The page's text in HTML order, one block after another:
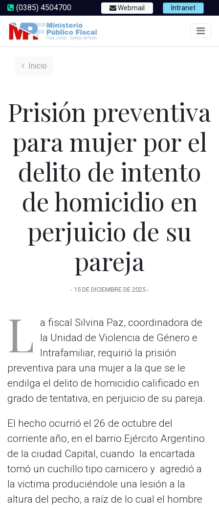
(0385) 4504700 Webmail Intranet
Inicio
Prisión preventiva
para mujer por el
delito de intento
de homicidio en
perjuicio de su
pareja
- 15 DE DICIEMBREDE 2025-
L
a fiscal Silvina Paz, coordinadora de
la Unidad de Violencia de Género e
Intrafamiliar, requirió la prisión
preventiva para una mujer a la que se le
endilga el delito de homicidio calificado en
grado de tentativa, en perjuicio de su pareja.
El hecho ocurrió el 26 de octubre del
corriente año, en el barrio Ejército Argentino
de la ciudad Capital, cuando la encartada
tomó un cuchillo tipo carnicero y agredió a
la victima produciéndole una lesión a la
altura del pecho, a raíz de lo cual el hombre